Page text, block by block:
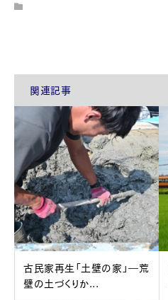
関連記事
古民家再生「土壁の家」―荒
壁の土づくりか...